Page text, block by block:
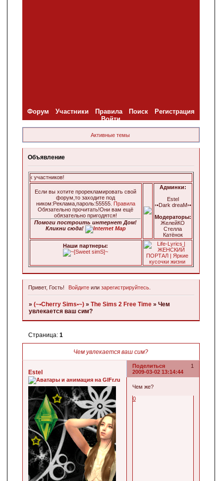
Форум Участники Правила Поиск
Регистрация
Войти
Активные темы
Объявление
участников!
Если вы хотите прорекламировать свой
форум,то заходите под
ником:Реклама,пароль:55555. Правила
Обязательно прочитать!Они вам ещё
обязательно пригодятся!
Помоги построить интернет Дом!
Кликни сюда!
Админки:
Estel
◦•Dark dreaM◦•
Модераторы:
ЖелейКО
Стелла
Катёнок
Наши паpтнеpы:
Привет, Гость! Войдите илизарегистрируйтесь
» (~•Cherry Sims•~) » The Sims 2 Free Time » Чем
увлекается ваш сим?
Чем увлекается ваш сим?
Страница: 1
Поделиться
1
2009-03-02 13:14:44
Estel
Чем же?
0